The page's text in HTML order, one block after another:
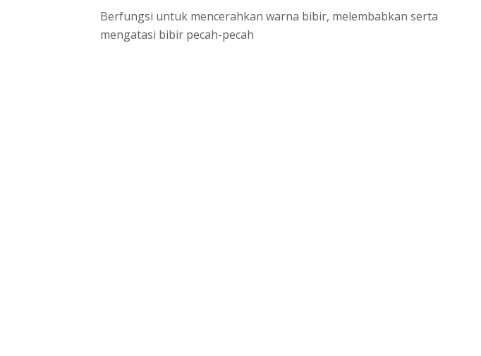
Berfungsi untuk mencerahkan warna bibir, melembabkan serta
mengatasi bibir pecah-pecah